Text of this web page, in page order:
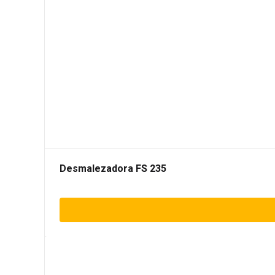
Desmalezadora FS 235